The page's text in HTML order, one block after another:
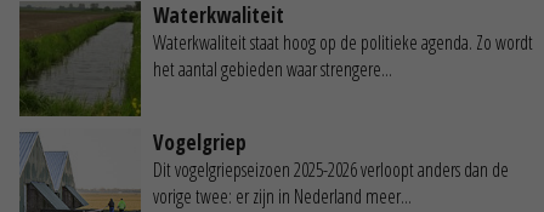
Waterkwaliteit
Waterkwaliteit staat hoog op de politieke agenda. Zo wordt
het aantal gebieden waar strengere...
Vogelgriep
Dit vogelgriepseizoen 2025-2026 verloopt anders dan de
vorige twee: er zijn in Nederland meer...